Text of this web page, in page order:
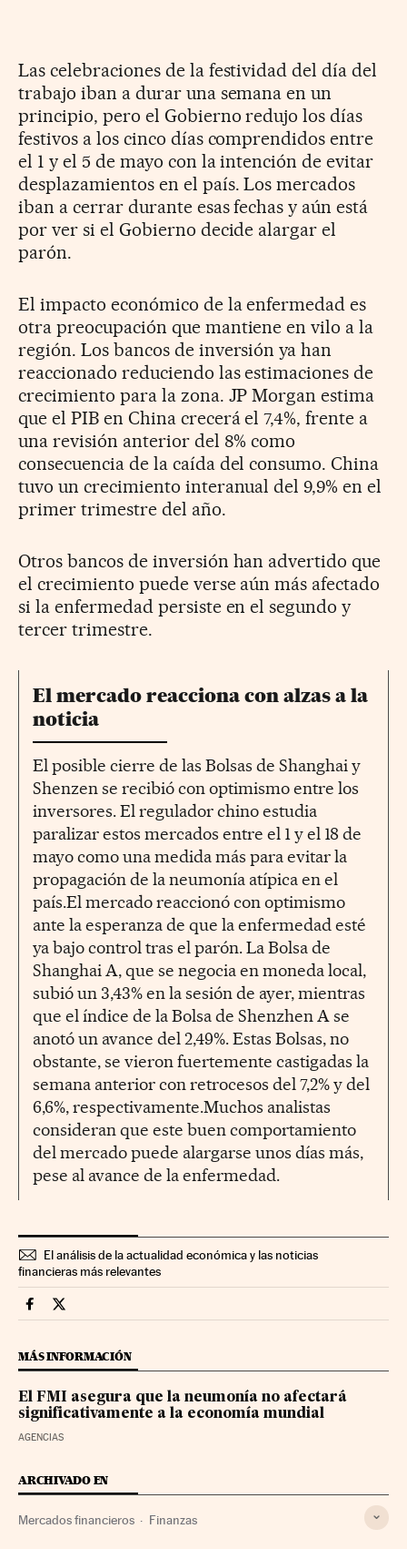
Las celebraciones de la festividad del día del
trabajo iban a durar una semana en un
principio, pero el Gobierno redujo los días
festivos a los cinco días comprendidos entre
el 1 y el 5 de mayo con la intención de evitar
desplazamientos en el país. Los mercados
iban a cerrar durante esas fechas y aún está
por ver si el Gobierno decide alargar el
parón.
El impacto económico de la enfermedad es
otra preocupación que mantiene en vilo a la
región. Los bancos de inversión ya han
reaccionado reduciendo las estimaciones de
crecimiento para la zona. JP Morgan estima
que el PIB en China crecerá el 7,4%, frente a
una revisión anterior del 8% como
consecuencia de la caída del consumo. China
tuvo un crecimiento interanual del 9,9% en el
primer trimestre del año.
Otros bancos de inversión han advertido que
el crecimiento puede verse aún más afectado
si la enfermedad persiste en el segundo y
tercer trimestre.
El mercado reacciona con alzas a la
noticia
El posible cierre de las Bolsas de Shanghai y
Shenzen se recibió con optimismo entre los
inversores. El regulador chino estudia
paralizar estos mercados entre el 1 y el 18 de
mayo como una medida más para evitar la
propagación de la neumonía atípica en el
país.El mercado reaccionó con optimismo
ante la esperanza de que la enfermedad esté
ya bajo control tras el parón. La Bolsa de
Shanghai A, que se negocia en moneda local,
subió un 3,43% en la sesión de ayer, mientras
que el índice de la Bolsa de Shenzhen A se
anotó un avance del 2,49%. Estas Bolsas, no
obstante, se vieron fuertemente castigadas la
semana anterior con retrocesos del 7,2% y del
6,6%, respectivamente.Muchos analistas
consideran que este buen comportamiento
del mercado puede alargarse unos días más,
pese al avance de la enfermedad.
El análisis de la actualidad económica y las noticias
financieras más relevantes
Mercados Financieros Cinco Días en Facebook
Mercados Financieros Cinco Días en Twitter
MÁS INFORMACIÓN
El FMI asegura que la neumonía no afectará
significativamente a la economía mundial
AGENCIAS
ARCHIVADO EN
Mercados financieros Finanzas